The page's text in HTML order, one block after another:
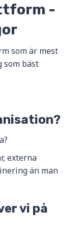
-
som är mest
som bäst
externa
än man
vi på